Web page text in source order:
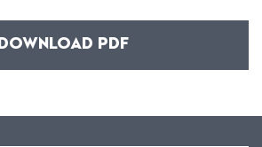
DOWNLOAD PDF